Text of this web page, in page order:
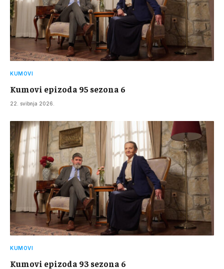
KUMOVI
Kumovi epizoda 95 sezona 6
22. svibnja 2026.
KUMOVI
Kumovi epizoda 93 sezona 6